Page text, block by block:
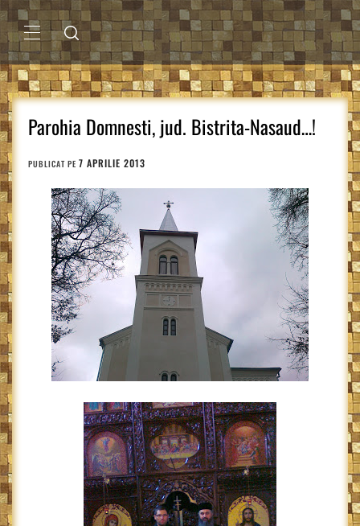
Sari
la
conținutMENIU
PRINCIPAL
Parohia Domnesti, jud. Bistrita-Nasaud…!
PUBLICAT PE 7 APRILIE 2013